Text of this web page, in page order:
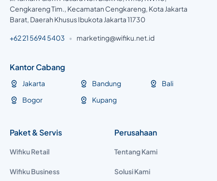
Cengkareng Tim., Kecamatan Cengkareng, Kota Jakarta
Barat, Daerah Khusus Ibukota Jakarta 11730
+62 21 5694 5403 • marketing@wifiku.net.id
Kantor Cabang
Jakarta
Bogor
Bandung
Kupang
Bali
Paket & Servis
Wifiku Retail
Wifiku Business
Perusahaan
Tentang Kami
Solusi Kami